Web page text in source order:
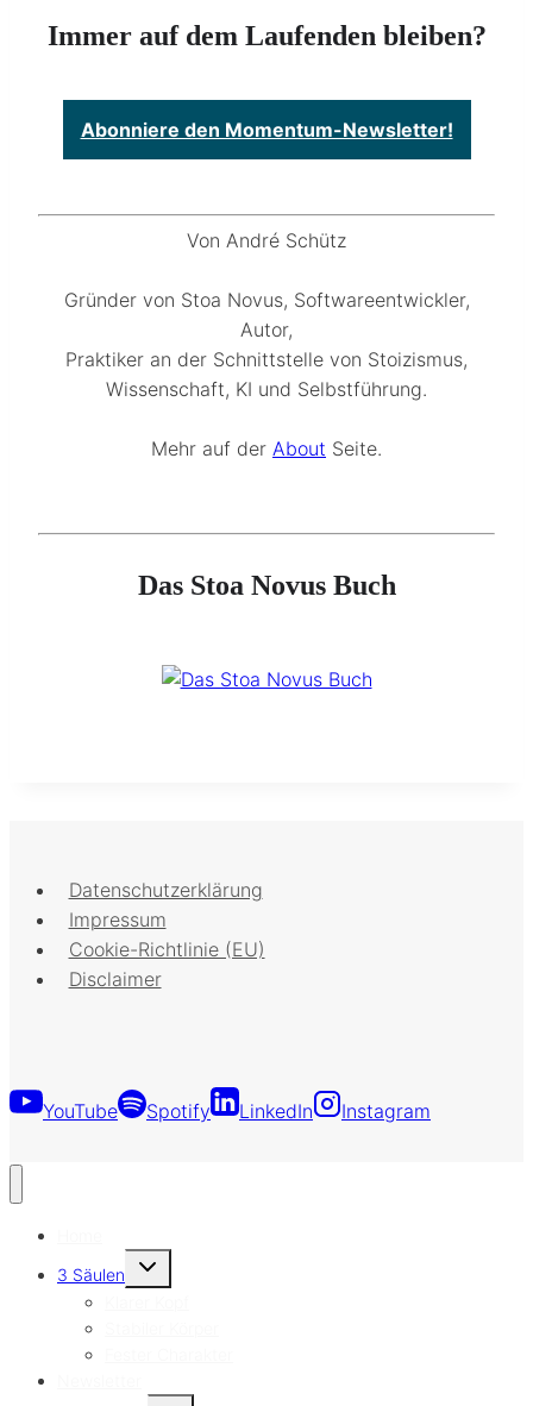
Immer auf dem Laufenden bleiben?
Abonniere den Momentum-Newsletter!
Von André Schütz
Gründer von Stoa Novus, Softwareentwickler,
Autor,
Praktiker an der Schnittstelle von Stoizismus,
Wissenschaft, KI und Selbstführung.
Mehr auf der About Seite.
Das Stoa Novus Buch
Datenschutzerklärung
Impressum
Cookie-Richtlinie (EU)
Disclaimer
YouTube Spotify LinkedIn Instagram
3 Säulen
Untermenü
umschalten